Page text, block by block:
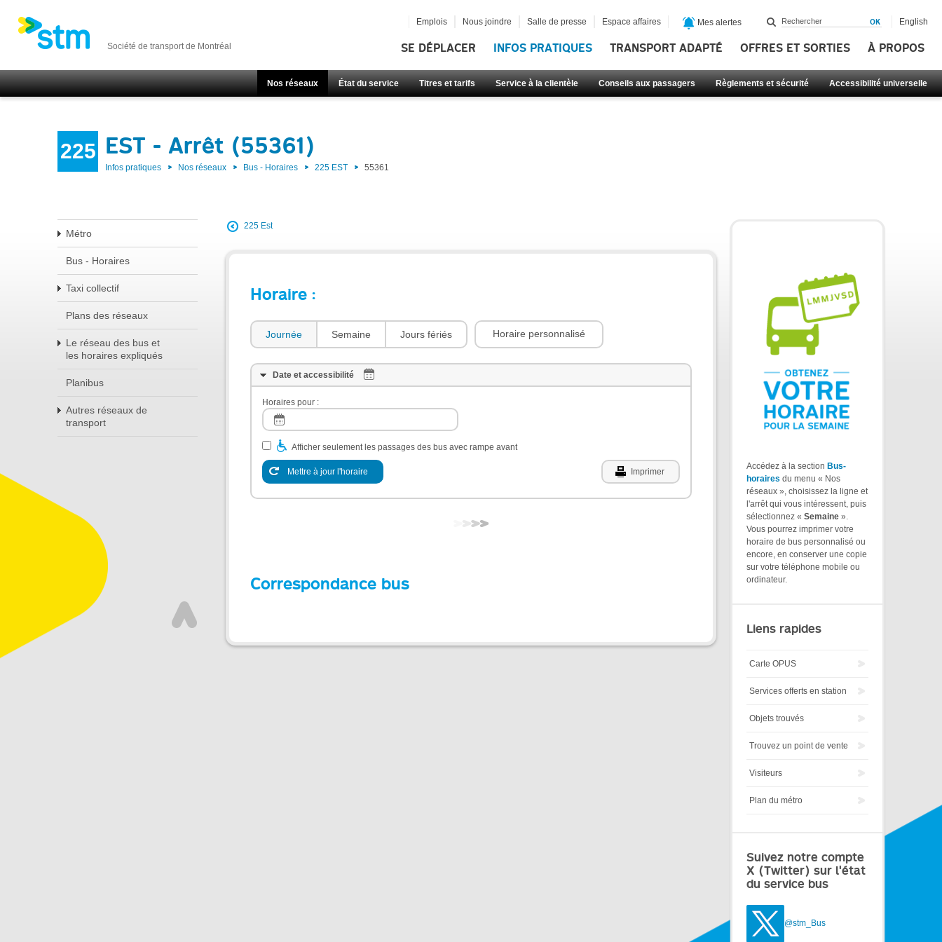
Société de transport de Montréal SE DÉPLACER INFOS PRATIQUES TRANSPORT ADAPTÉ OFFRES ET SORTIES À PROPOS
Nos réseaux État du service Titres et tarifs Service à la clientèle Conseils aux passagers Règlements et sécurité Accessibilité universelle
Emplois Nous joindre Salle de presse Espace affaires Mes alertes English
225 EST - Arrêt (55361)
Infos pratiques Nos réseaux Bus - Horaires 225 EST 55361
Métro
Bus - Horaires
Taxi collectif
Plans des réseaux
Le réseau des bus et
les horaires expliqués
Planibus
Autres réseaux de
transport
225 Est
Horaire :
Journée Semaine Jours fériés Horaire personnalisé
Date et accessibilité
Horaires pour :
Afficher seulement les passages des bus avec rampe avant
Mettre à jour l'horaire Imprimer
Correspondance bus
Accédez à la section Bus-
horaires du menu « Nos
réseaux », choisissez la ligne et
l'arrêt qui vous intéressent, puis
sélectionnez « Semaine ».
Vous pourrez imprimer votre
horaire de bus personnalisé ou
encore, en conserver une copie
sur votre téléphone mobile ou
ordinateur.
Liens rapides
Carte OPUS
Services offerts en station
Objets trouvés
Trouvez un point de vente
Visiteurs
Plan du métro
Suivez notre compte
X (Twitter) sur l'état
du service bus
@stm_Bus